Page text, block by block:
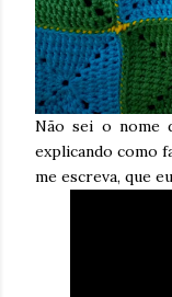
Não sei o nome
explicando como
me escreva, que